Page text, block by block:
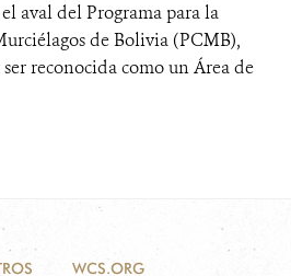
aval del Programa para la
de Bolivia (PCMB),
reconocida como un Área de
WCS.ORG